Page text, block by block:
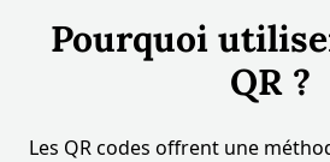
Pourquoi
QR ?
Les QR codes offrent une